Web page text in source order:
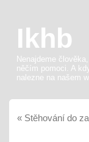
Ikhb
Nenajdeme
něčím pomoci. A
nalezne na našem
« Stěhování do